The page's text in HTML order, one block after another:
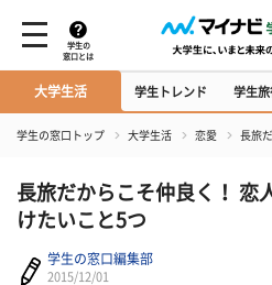
学生の
窓口とは
大学生活 学生トレンド 学生旅
学生の窓口トップ 大学生活 恋愛 長旅
長旅だからこそ仲良く！ 恋
けたいこと5つ
学生の窓口編集部
2015/12/01